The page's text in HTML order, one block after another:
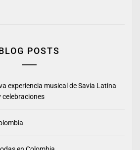
POSTS
experiencia musical de Savia Latina
celebraciones